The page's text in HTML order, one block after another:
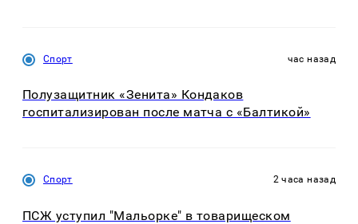
Спорт час назад
Полузащитник «Зенита» Кондаков
госпитализирован после матча с «Балтикой»
Спорт 2 часа назад
ПСЖ уступил "Мальорке" в товарищеском